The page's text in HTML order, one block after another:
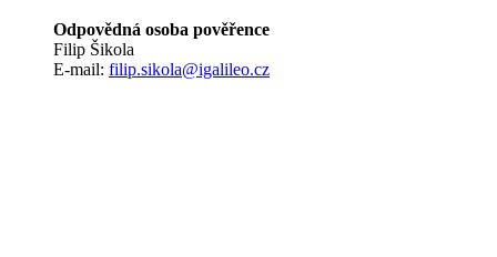
Odpovědná osoba pověřence
Filip Šikola
E-mail: filip.sikola@igalileo.cz